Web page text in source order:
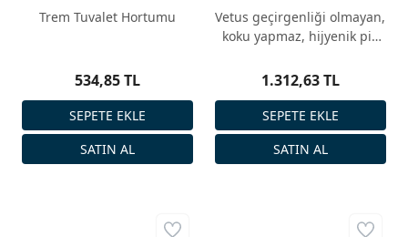
Trem Tuvalet Hortumu
534,85 TL
Vetus geçirgenliği olmayan,
koku yapmaz, hijyenik pis
1.312,63 TL